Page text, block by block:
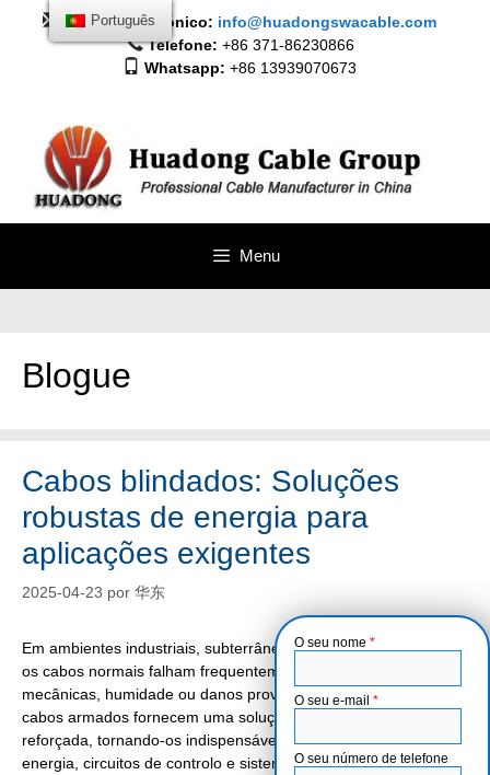
Correio electrónico: info@huadongswacable.com
Telefone: +86 371-86230866
Whatsapp: +86 13939070673
Menu
Blogue
Cabos blindados: Soluções
robustas de energia para
aplicações exigentes
2025-04-23 por 华东
Em ambientes industriais, subterrâneos e exteriores adversos,
os cabos normais falham frequentemente devido a tensões
mecânicas, humidade ou danos provocados por roedores. Os
cabos armados fornecem uma solução fiável com proteção
reforçada, tornando-os indispensáveis para a transmissão de
energia, circuitos de controlo e sistemas de instrumentação.
Português
O seu nome *
O seu e-mail *
O seu número de telefone